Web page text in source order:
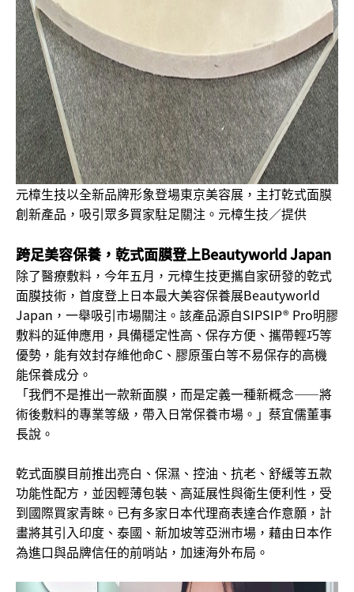
元樟生技以全新品牌形象登場東京美容展，主打乾式面膜
創新產品，吸引眾多買家駐足關注。元樟生技／提供
跨足美容保養，乾式面膜登上Beautyworld Japan
除了醫療敷料，今年五月，元樟生技更攜自家研發的乾式
面膜技術，首度登上日本最大美容保養展Beautyworld
Japan，一舉吸引市場關注。該產品源自SIPSIP® Pro明膠
敷料的延伸應用，具備穩定性高、保存方便、攜帶輕巧等
優勢，能有效封存維他命C、膠原蛋白等不易保存的高機
能保養成分。
「我們不是推出一款新面膜，而是定義一種新概念——將
術後敷料的專業等級，帶入日常保養市場。」蔡宜儒董事
長說。
乾式面膜目前推出亮白、保濕、控油、抗老、舒緩等五款
功能性配方，並因輕薄包裝、高延展性與衛生便利性，受
到國際買家青睞。已有多家日本代理商表達合作意願，計
畫將其引入印度、泰國、新加坡等亞洲市場，藉由日本作
為進口與品牌信任的前哨站，加速海外布局。